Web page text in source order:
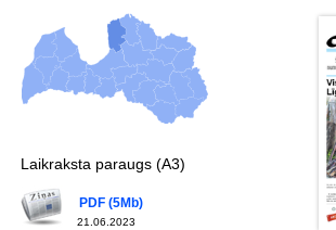
Laikraksta paraugs (A3)
21.06.2023
PDF (5Mb)